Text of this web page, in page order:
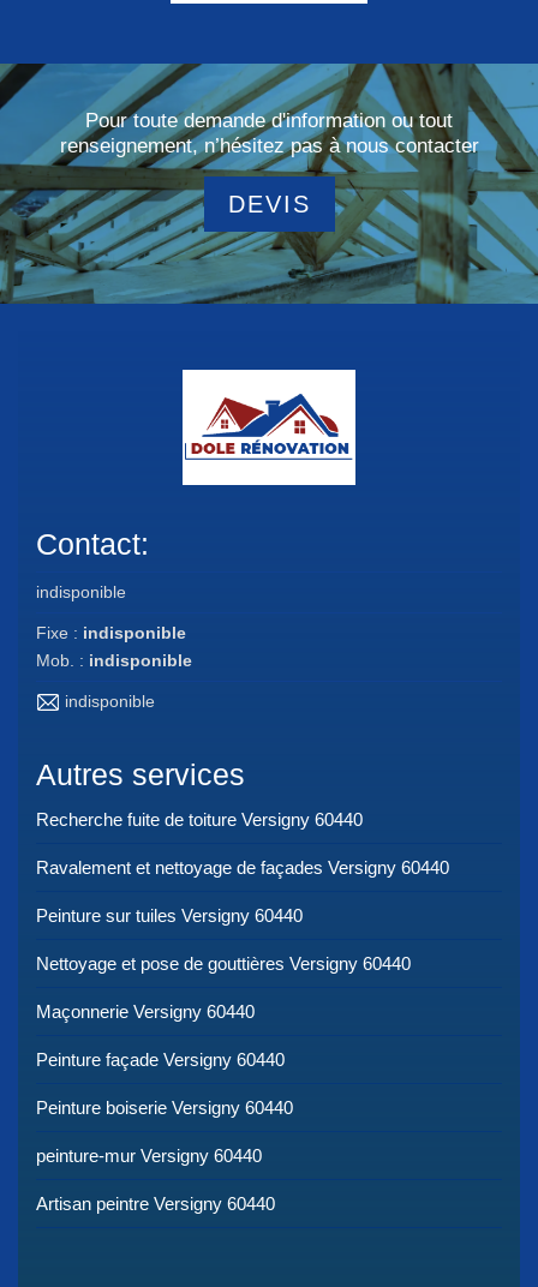
Pour toute demande d'information ou tout
renseignement, n’hésitez pas à nous contacter
DEVIS
Contact:
indisponible
Fixe : indisponible
Mob. : indisponible
indisponible
Autres services
Recherche fuite de toiture Versigny 60440
Ravalement et nettoyage de façades Versigny 60440
Peinture sur tuiles Versigny 60440
Nettoyage et pose de gouttières Versigny 60440
Maçonnerie Versigny 60440
Peinture façade Versigny 60440
Peinture boiserie Versigny 60440
peinture-mur Versigny 60440
Artisan peintre Versigny 60440